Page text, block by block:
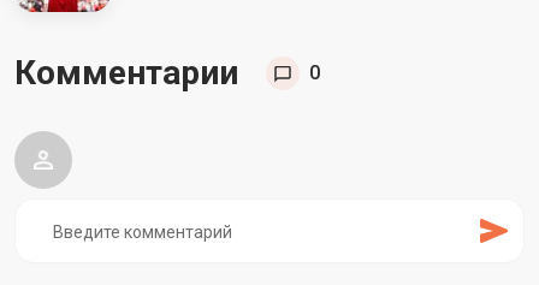
Комментарии 0